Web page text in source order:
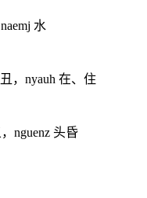
水
，nyauh 在、住
nguenz 头昏